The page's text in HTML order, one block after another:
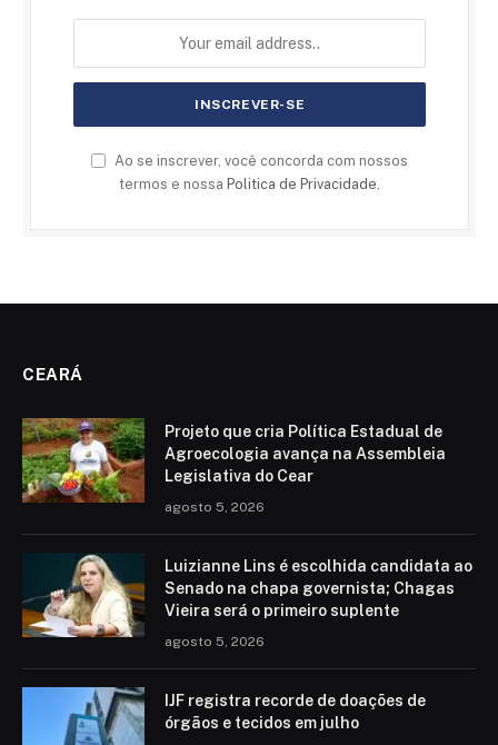
Ao se inscrever, você concorda com nossos
termos e nossa Politica de Privacidade.
CEARÁ
Projeto que cria Política Estadual de
Agroecologia avança na Assembleia
Legislativa do Cear
agosto 5, 2026
Luizianne Lins é escolhida candidata ao
Senado na chapa governista; Chagas
Vieira será o primeiro suplente
agosto 5, 2026
IJF registra recorde de doações de
órgãos e tecidos em julho